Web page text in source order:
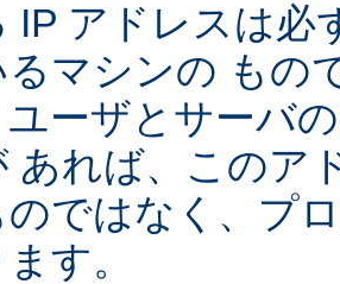
IP アドレスは必
るマシンの もの
ユーザとサーバ
あれば、このア
のではなく、プ
す。